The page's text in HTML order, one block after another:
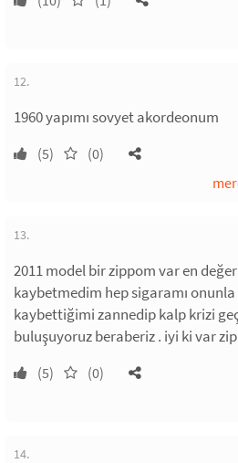
12.
1960 yapımı sovyet akordeonum
(5) (0)
13.
2011 model bir zippom var en
kaybetmedim hep sigaramı
kaybettiğimi zannedip kalp krizi
buluşuyoruz beraberiz . iyi ki var
(5) (0)
14.